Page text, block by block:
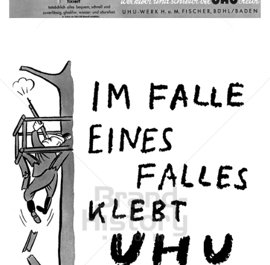
Bild-ID: 1288
UHU UHU GmbH & Co KG 1954